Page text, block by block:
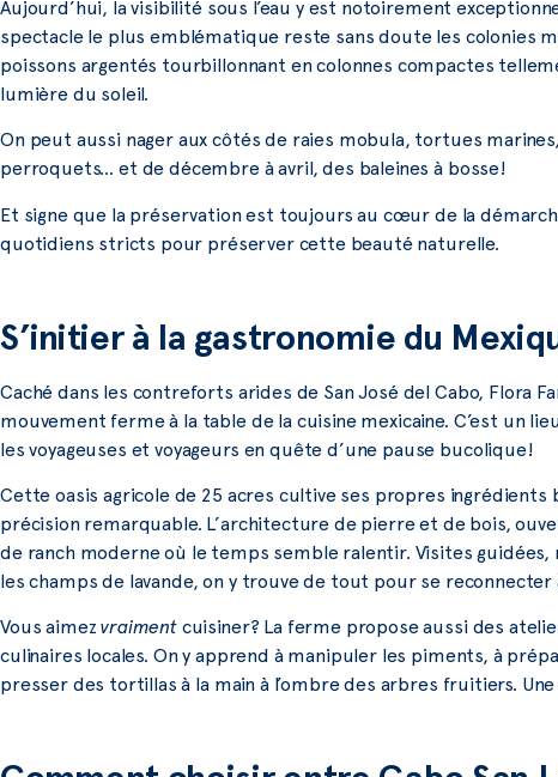
Aujourd’hui, la visibilité sous l’eau y est notoirement
spectacle le plus emblématique reste sans doute les colonies
poissons argentés tourbillonnant en colonnes compactes
lumière du soleil.
On peut aussi nager aux côtés de raies mobula, tortues
perroquets… et de décembre à avril, des baleines à bosse!
Et signe que la préservation est toujours au cœur de la
quotidiens stricts pour préserver cette beauté naturelle.
S’initier à la gastronomie du
Caché dans les contreforts arides de San José del Cabo, Flora
mouvement ferme à la table de la cuisine mexicaine. C’est un
les voyageuses et voyageurs en quête d’une pause bucolique!
Cette oasis agricole de 25 acres cultive ses propres
précision remarquable. L’architecture de pierre et de bois,
de ranch moderne où le temps semble ralentir. Visites guidées,
les champs de lavande, on y trouve de tout pour se reconnecter
Vous aimezvraiment cuisiner? La ferme propose aussi des
culinaires locales. On y apprend à manipuler les piments, à
presser des tortillas à la main à l’ombre des arbres fruitiers.